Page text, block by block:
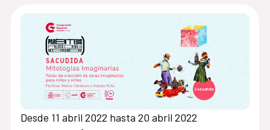
Desde 11 abril 2022 hasta 20 abril 2022